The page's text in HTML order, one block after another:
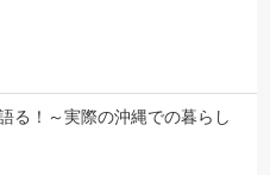
る！～実際の沖縄での暮らし